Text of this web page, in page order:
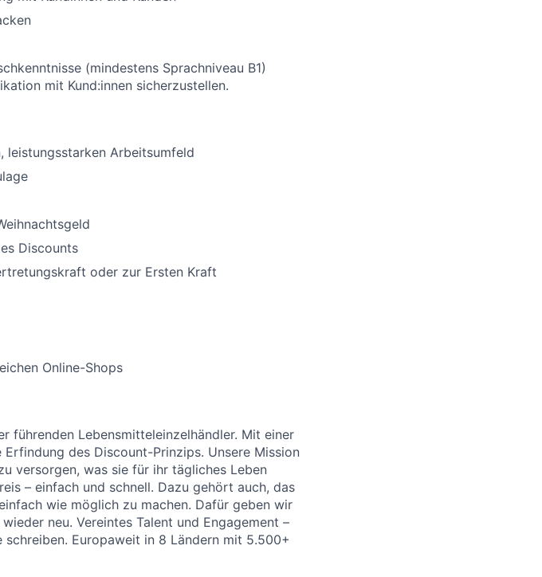
(mindestens Sprachniveau B1)
mit Kund:innen sicherzustellen.
leistungsstarken Arbeitsumfeld
Discounts
oder zur Ersten Kraft
Online-Shops
führenden Lebensmitteleinzelhändler. Mit einer
des Discount-Prinzips. Unsere Mission
versorgen, was sie für ihr tägliches Leben
– einfach und schnell. Dazu gehört auch, das
wie möglich zu machen. Dafür geben wir
neu. Vereintes Talent und Engagement –
Europaweit in 8 Ländern mit 5.500+